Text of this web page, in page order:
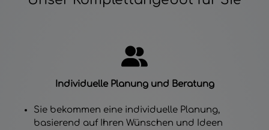
Individuelle Planung und Beratung
Sie bekommen eine individuelle Planung,
basierend auf Ihren Wünschen und Ideen